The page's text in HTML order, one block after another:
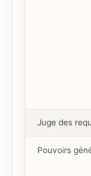
Juge des
Pouvoirs